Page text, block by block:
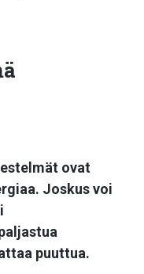
ovat
Joskus voi
puuttua.